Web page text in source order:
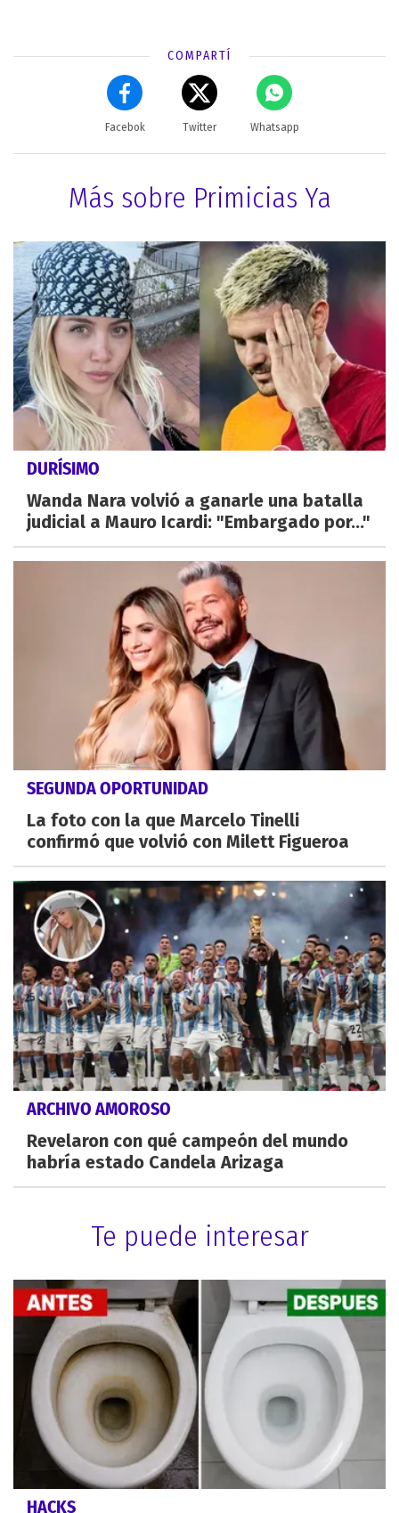
COMPARTÍ
Facebok Twitter Whatsapp
Más sobre Primicias Ya
DURÍSIMO
Wanda Nara volvió a ganarle una batalla
judicial a Mauro Icardi: "Embargado por..."
SEGUNDA OPORTUNIDAD
La foto con la que Marcelo Tinelli
confirmó que volvió con Milett Figueroa
ARCHIVO AMOROSO
Revelaron con qué campeón del mundo
habría estado Candela Arizaga
Te puede interesar
HACKS